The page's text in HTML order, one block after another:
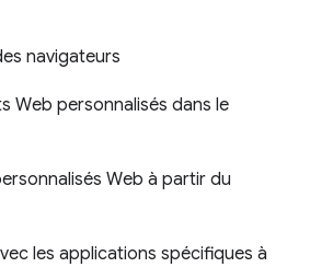
navigateurs
Web personnalisés dans le
Web à partir du
les applications spécifiques à